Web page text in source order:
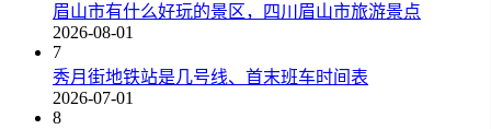
眉山市有什么好玩的景区，四川眉山市旅游景点
2026-08-01
7
秀月街地铁站是几号线、首末班车时间表
2026-07-01
8